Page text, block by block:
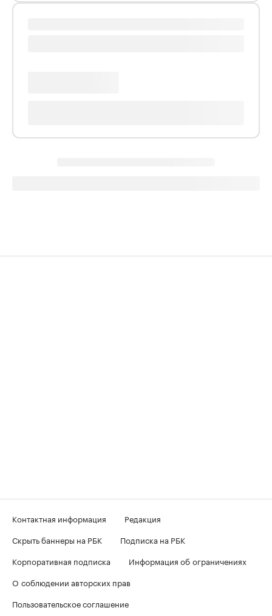
Контактная информация
Редакция
Скрыть баннеры на РБК
Подписка на РБК
Корпоративная подписка
Информация об ограничениях
О соблюдении авторских прав
Пользовательское соглашение